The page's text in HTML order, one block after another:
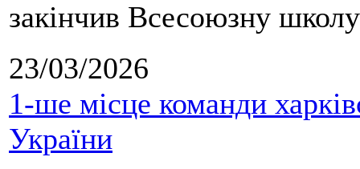
закінчив Всесоюзну
23/03/2026
1-ше місце команди
України